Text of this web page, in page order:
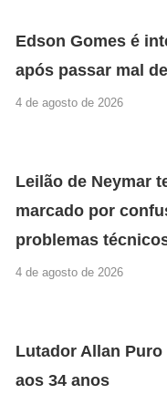
Edson Gomes é
após passar mal
4 de agosto de 2026
Leilão de Neymar
marcado por
problemas
4 de agosto de 2026
Lutador Allan
aos 34 anos